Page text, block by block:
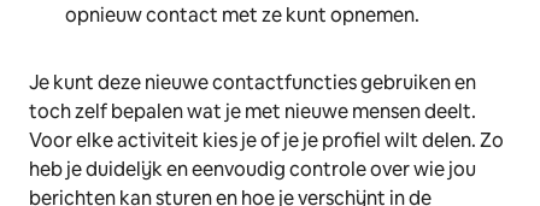
opnieuw contact met ze kunt opnemen.
Je kunt deze nieuwe contactfuncties gebruiken en
toch zelf bepalen wat je met nieuwe mensen deelt.
Voor elke activiteit kies je of je je profiel wilt delen. Zo
heb je duidelijk en eenvoudig controle over wie jou
berichten kan sturen en hoe je verschijnt in de